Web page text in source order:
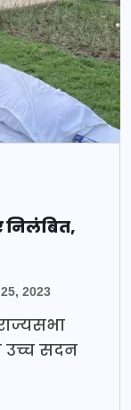
निलंबित,
2023
उच्च सदन